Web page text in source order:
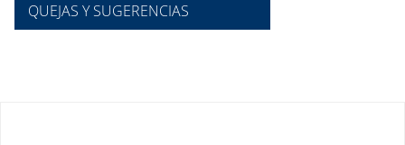
QUEJAS Y SUGERENCIAS